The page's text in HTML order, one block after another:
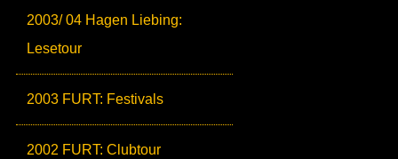
2003/ 04 Hagen Liebing:
Lesetour
2003 FURT: Festivals
2002 FURT: Clubtour